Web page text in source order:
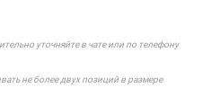
уточняйте в чате или по телефону
не более двух позиций в размере